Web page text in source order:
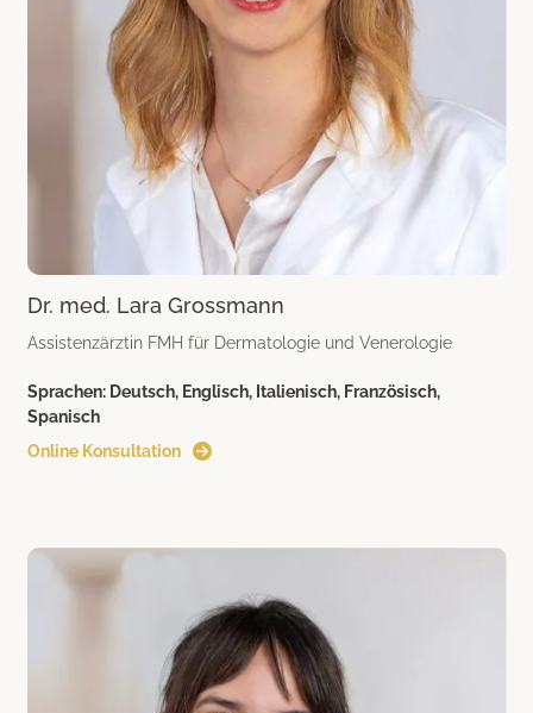
Dr. med. Lara Grossmann
Assistenzärztin FMH für Dermatologie und Venerologie
Sprachen: Deutsch, Englisch, Italienisch, Französisch,
Spanisch
Online Konsultation